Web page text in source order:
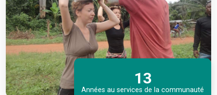
13
Années au services de la communauté